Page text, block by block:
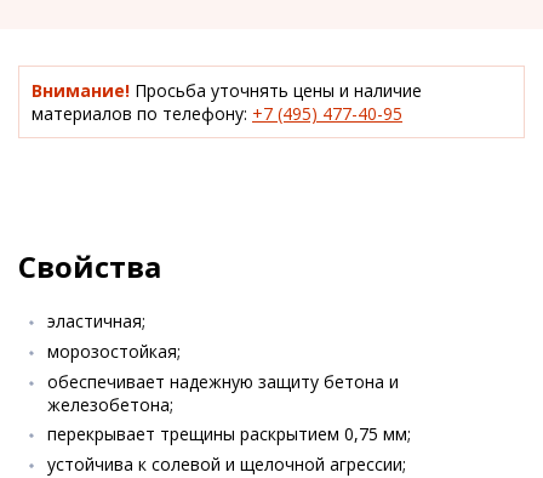
Внимание! Просьба уточнять цены и наличие
материалов по телефону: +7 (495) 477-40-95
Свойства
эластичная;
морозостойкая;
обеспечивает надежную защиту бетона и
железобетона;
перекрывает трещины раскрытием 0,75 мм;
устойчива к солевой и щелочной агрессии;